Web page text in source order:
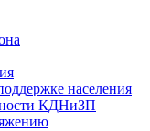
населения
КДНиЗП